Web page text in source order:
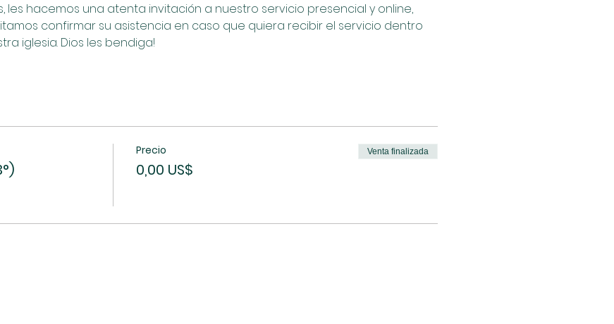
les hacemos una atenta invitación a nuestro servicio presencial y online,
confirmar su asistencia en caso que quiera recibir el servicio dentro
iglesia. Dios les bendiga!
Precio
0,00 US$
Venta finalizada